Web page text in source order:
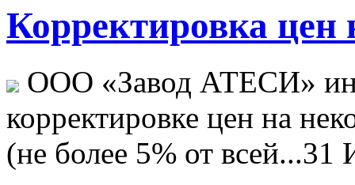
Корректировка цен
ООО «Завод АТЕСИ»
корректировке цен на
(не более 5% от всей...31